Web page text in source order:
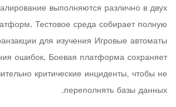
выполняются различно в двух
Тестовое среда собирает полную
для изучения Игровые автоматы
ошибок. Боевая платформа сохраняет
критические инциденты, чтобы не
переполнять базы данных.